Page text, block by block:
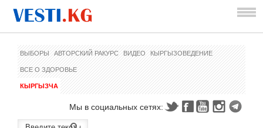
ВЫБОРЫ АВТОРСКИЙ РАКУРС ВИДЕО КЫРГЫЗОВЕДЕНИЕ
ВСЕ О ЗДОРОВЬЕ
КЫРГЫЗЧА
Мы в социальных сетях: